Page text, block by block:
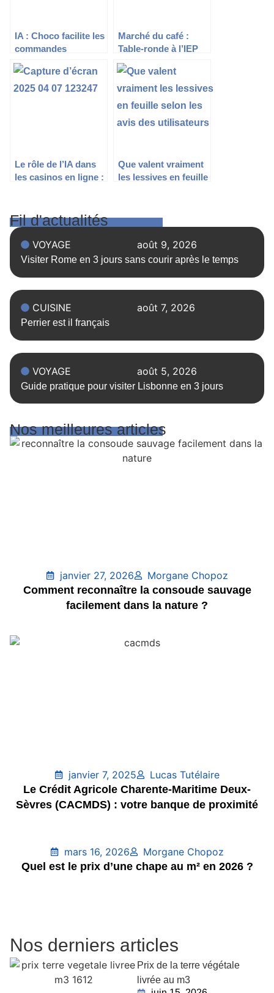
IA : Choco facilite les
commandes
multilingues pour
grossistes et CHR.
Marché du café :
Table-ronde à l’IEP
sur les tendances et
enjeux actuels
Le rôle de l’IA dans
les casinos en ligne :
artificielle améliore le
jeu en 2025
Que valent vraiment
les lessives en feuille
Fil d'actualités
VOYAGE août 9, 2026
Visiter Rome en 3 jours sans courir après le temps
CUISINE août 7, 2026
Perrier est il français
VOYAGE août 5, 2026
Guide pratique pour visiter Lisbonne en 3 jours
Nos meilleures articles
janvier 27, 2026
Morgane Chopoz
Comment reconnaître la consoude sauvage
facilement dans la nature ?
janvier 7, 2025
Lucas Tutélaire
Le Crédit Agricole Charente-Maritime Deux-
Sèvres (CACMDS) : votre banque de proximité
mars 16, 2026
Morgane Chopoz
Quel est le prix d’une chape au m² en 2026 ?
Nos derniers articles
Prix de la terre végétale
livrée au m3